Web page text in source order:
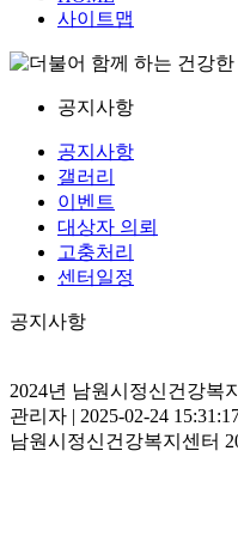
사이트맵
공지사항
공지사항
갤러리
이벤트
대상자 의뢰
고충처리
센터일정
공지사항
2024년 남원시정신건강복
관리자 | 2025-02-24
남원시정신건강복지센터